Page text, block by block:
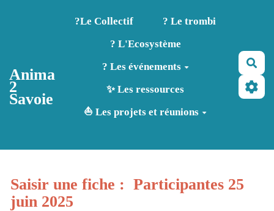
Aller au contenu principal
Anima
2
Savoie
?️Le Collectif
? Le trombi
? L'Ecosystème
? Les événements
✨ Les ressources
⛵ Les projets et réunions
Saisir une fiche : Participantes 25
juin 2025